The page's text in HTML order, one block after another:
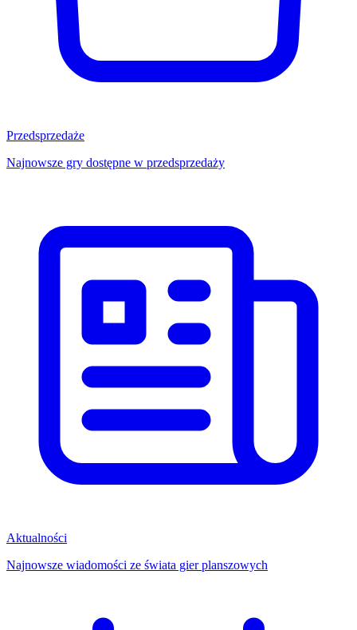
Przedsprzedaże
Najnowsze gry dostępne w przedsprzedaży
Aktualności
Najnowsze wiadomości ze świata gier planszowych